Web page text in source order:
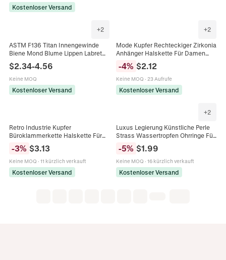
Kostenloser Versand
+2
ASTM F136 Titan Innengewinde
Biene Mond Blume Lippen Labret
Ohrstecker
$2.34-4.56
Keine MOQ
Kostenloser Versand
+2
Mode Kupfer Rechteckiger Zirkonia
Anhänger Halskette Für Damen
Kette Schmuck Geschenk
-4% $2.12
Keine MOQ · 23 Aufrufe
Kostenloser Versand
Retro Industrie Kupfer
Büroklammerkette Halskette Für
Damen Karabiner
Schraubverschluss Oval Anhänger
Galvanisierter Schmuck
-3% $3.13
Keine MOQ · 11 kürzlich verkauft
Kostenloser Versand
+2
Luxus Legierung Künstliche Perle
Strass Wassertropfen Ohrringe Für
Damen Elegant Mehrfarbig
Edelstein Eingelegt Bankett Party
Schmuck
-5% $1.99
Keine MOQ · 16 kürzlich verkauft
Kostenloser Versand